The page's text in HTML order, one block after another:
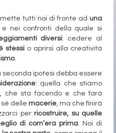
tutti noi di fronte ad una
nei confronti della quale si
diversi: cedere al
stessi o aprirsi alla creatività
.
seconda ipotesi debba essere
: quella che stiamo
, che sta facendo e che farà
sé delle macerie, ma che finirà
per ricostruire, su quelle
di com’era prima . Noi di